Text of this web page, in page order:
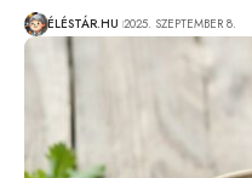
ÉLÉSTÁR.HU 2025. SZEPTEMBER 8.